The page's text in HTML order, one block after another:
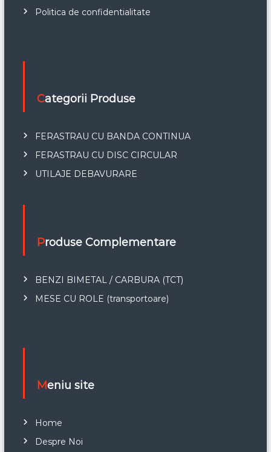
Politica de confidentialitate
Categorii Produse
FERASTRAU CU BANDA CONTINUA
FERASTRAU CU DISC CIRCULAR
UTILAJE DEBAVURARE
Produse Complementare
BENZI BIMETAL / CARBURA (TCT)
MESE CU ROLE (transportoare)
Meniu site
Home
Despre Noi